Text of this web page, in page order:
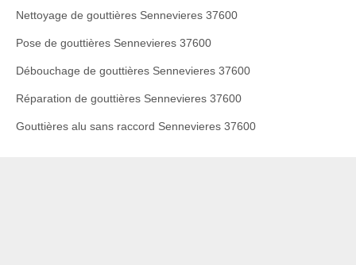
Nettoyage de gouttières Sennevieres 37600
Pose de gouttières Sennevieres 37600
Débouchage de gouttières Sennevieres 37600
Réparation de gouttières Sennevieres 37600
Gouttières alu sans raccord Sennevieres 37600